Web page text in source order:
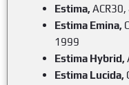
Estima,
Estima Emina,
1999
Estima Hybrid,
Estima Lucida,